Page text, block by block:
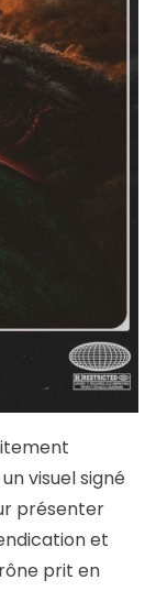
visuel signé
présenter
et
prit en